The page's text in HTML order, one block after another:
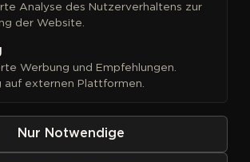
Analyse des Nutzerverhaltens zur
der Website.
Werbung und Empfehlungen.
auf externen Plattformen.
Nur Notwendige